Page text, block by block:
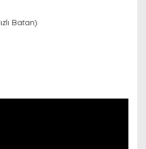
Batan)